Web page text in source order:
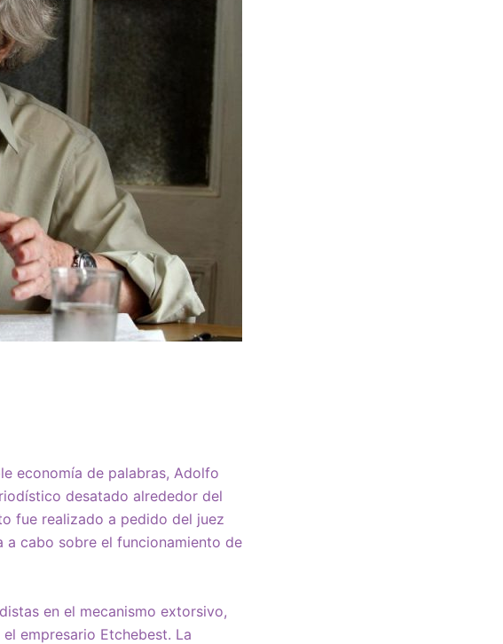
economía de palabras, Adolfo
desatado alrededor del
fue realizado a pedido del juez
a cabo sobre el funcionamiento de
en el mecanismo extorsivo,
empresario Etchebest. La